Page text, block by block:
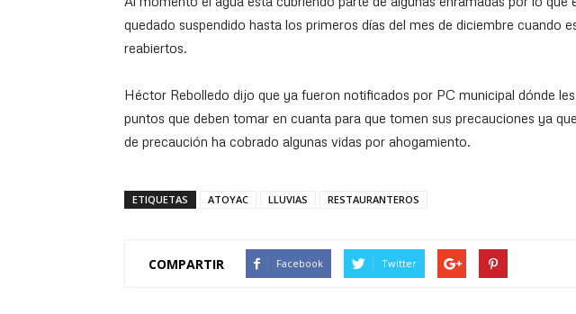
quedado suspendido hasta los primeros días del mes de diciembre cuando
reabiertos.
Héctor Rebolledo dijo que ya fueron notificados por PC municipal dónde
puntos que deben tomar en cuanta para que tomen sus precauciones ya
de precaución ha cobrado algunas vidas por ahogamiento.
ETIQUETAS ATOYAC LLUVIAS RESTAURANTEROS
COMPARTIR Facebook Twitter